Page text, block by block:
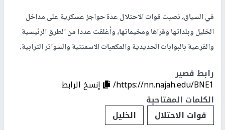
في السياق، نصبت قوات الاحتلال عدة حواجز عسكرية على مداخل
الخليل وبلداتها وقراها ومخيماتها، وأغلقت عددا من الطرق الرئيسية
والفرعية بالبوابات الحديدية والمكعبات الاسمنتية والسواتر الترابية.
رابط قصير
https://nn.najah.edu/BNE1/
إنسخ الرابط
الكلمات المفتاحية
قوات الاحتلال
الخليل